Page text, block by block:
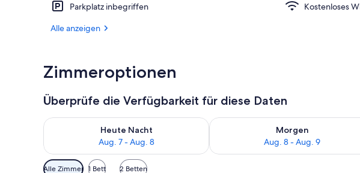
Parkplatz inbegriffen
Kostenloses
Alle anzeigen
Zimmeroptionen
Überprüfe die Verfügbarkeit für diese Daten
Heute Nacht
Aug. 7 - Aug. 8
Überprüfe die Verfügbarkeit für heute Nacht, Aug. 7 - Aug. 8.
Morgen
Aug. 8 - Aug. 9
Überprüfe die Verfügbarkeit für
Verfügbare
Alle Zimmer 1 Bett 2 Betten